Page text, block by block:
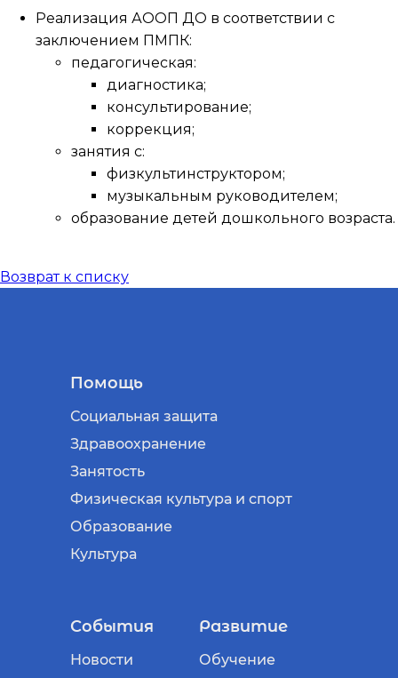
Реализация АООП ДО в соответствии с
заключением ПМПК:
педагогическая:
диагностика;
консультирование;
коррекция;
занятия с:
физкультинструктором;
музыкальным руководителем;
образование детей дошкольного возраста.
Возврат к списку
Помощь
Социальная защита
Здравоохранение
Занятость
Физическая культура и спорт
Образование
Культура
События
Новости
Развитие
Обучение